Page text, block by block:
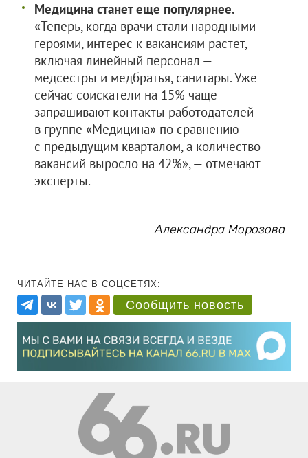
Медицина станет еще популярнее.
«Теперь, когда врачи стали народными
героями, интерес к вакансиям растет,
включая линейный персонал —
медсестры и медбратья, санитары. Уже
сейчас соискатели на 15% чаще
запрашивают контакты работодателей
в группе «Медицина» по сравнению
с предыдущим кварталом, а количество
вакансий выросло на 42%», — отмечают
эксперты.
Александра Морозова
ЧИТАЙТЕ НАС В СОЦСЕТЯХ:
Сообщить новость